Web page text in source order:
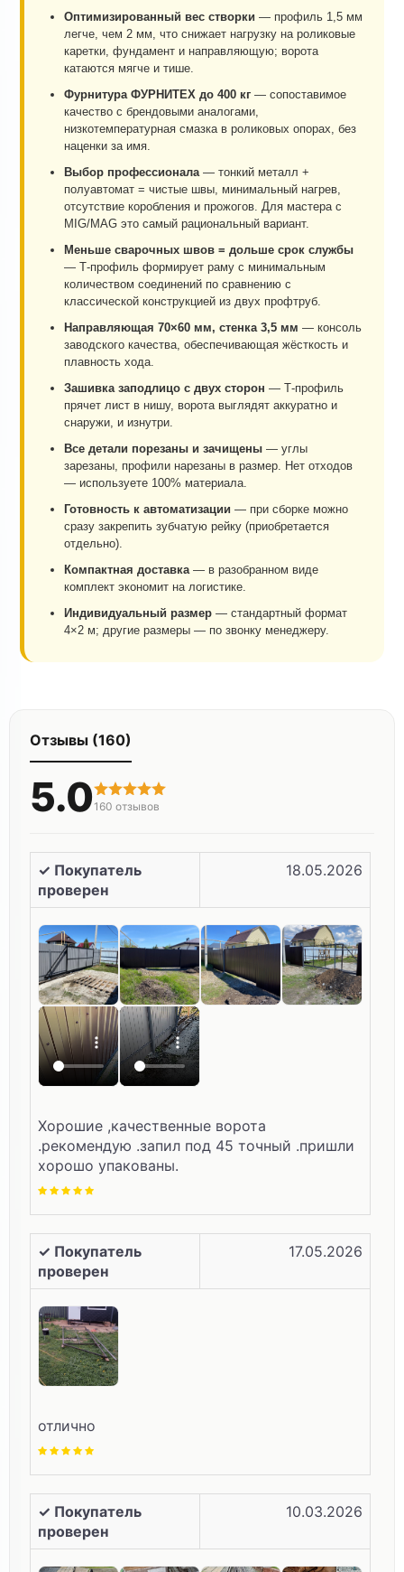
Оптимизированный вес створки — профиль 1,5 мм
легче, чем 2 мм, что снижает нагрузку на роликовые
каретки, фундамент и направляющую; ворота
катаются мягче и тише.
Фурнитура ФУРНИТЕХ до 400 кг — сопоставимое
качество с брендовыми аналогами,
низкотемпературная смазка в роликовых опорах, без
наценки за имя.
Выбор профессионала— тонкий металл +
полуавтомат = чистые швы, минимальный нагрев,
отсутствие коробления и прожогов. Для мастера с
MIG/MAG это самый рациональный вариант.
Меньше сварочных швов = дольше срок службы
— Т-профиль формирует раму с минимальным
количеством соединений по сравнению с
классической конструкцией из двух профтруб.
Направляющая 70×60 мм, стенка 3,5 мм — консоль
заводского качества, обеспечивающая жёсткость и
плавность хода.
Зашивка заподлицо с двух сторон — Т-профиль
прячет лист в нишу, ворота выглядят аккуратно и
снаружи, и изнутри.
Все детали порезаны и зачищены — углы
зарезаны, профили нарезаны в размер. Нет отходов
— используете 100% материала.
Готовность к автоматизации — при сборке можно
сразу закрепить зубчатую рейку (приобретается
отдельно).
Компактная доставка— в разобранном виде
комплект экономит на логистике.
Индивидуальный размер — стандартный формат
4×2 м; другие размеры — по звонку менеджеру.
Отзывы (160)
5.0 160 отзывов
✓ Покупатель
проверен
18.05.2026
Хорошие ,качественные ворота
.рекомендую .запил под 45 точный .пришли
хорошо упакованы.
✓ Покупатель
проверен
17.05.2026
отлично
✓ Покупатель
проверен
10.03.2026